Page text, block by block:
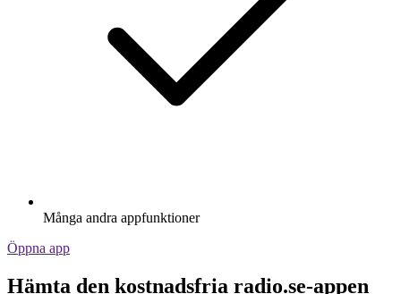
Många andra appfunktioner
Öppna app
Hämta den kostnadsfria radio.se-appen